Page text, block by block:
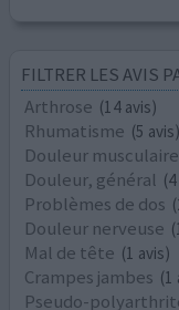
FILTRER LES AVIS
Arthrose (14 avis)
Rhumatisme (5 avis)
Douleur musculaire
Douleur, général
Problèmes de dos
Douleur nerveuse
Mal de tête (1 avis)
Crampes jambes (1
Pseudo-